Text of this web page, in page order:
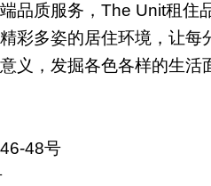
品质服务，The Unit租住
彩多姿的居住环境，让每
义，发掘各⾊各样的⽣活
48号